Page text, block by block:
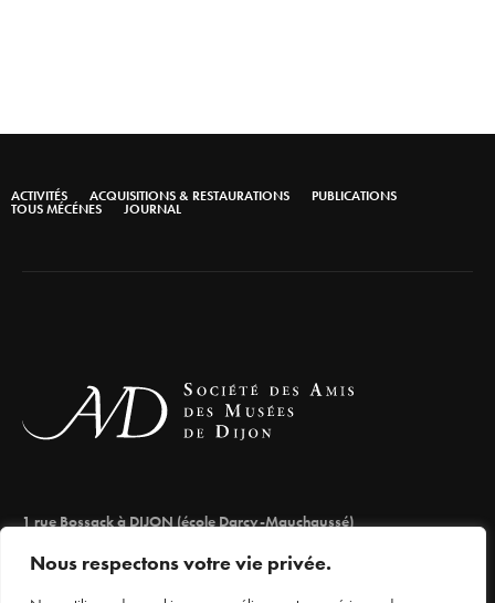
Nous respectons votre vie privée.
ACTIVITÉS ACQUISITIONS & RESTAURATIONS PUBLICATIONS
TOUS MÉCÉNES JOURNAL
1 rue Bossack à DIJON (école Darcy-Mauchaussé)
03 80 66 71 98